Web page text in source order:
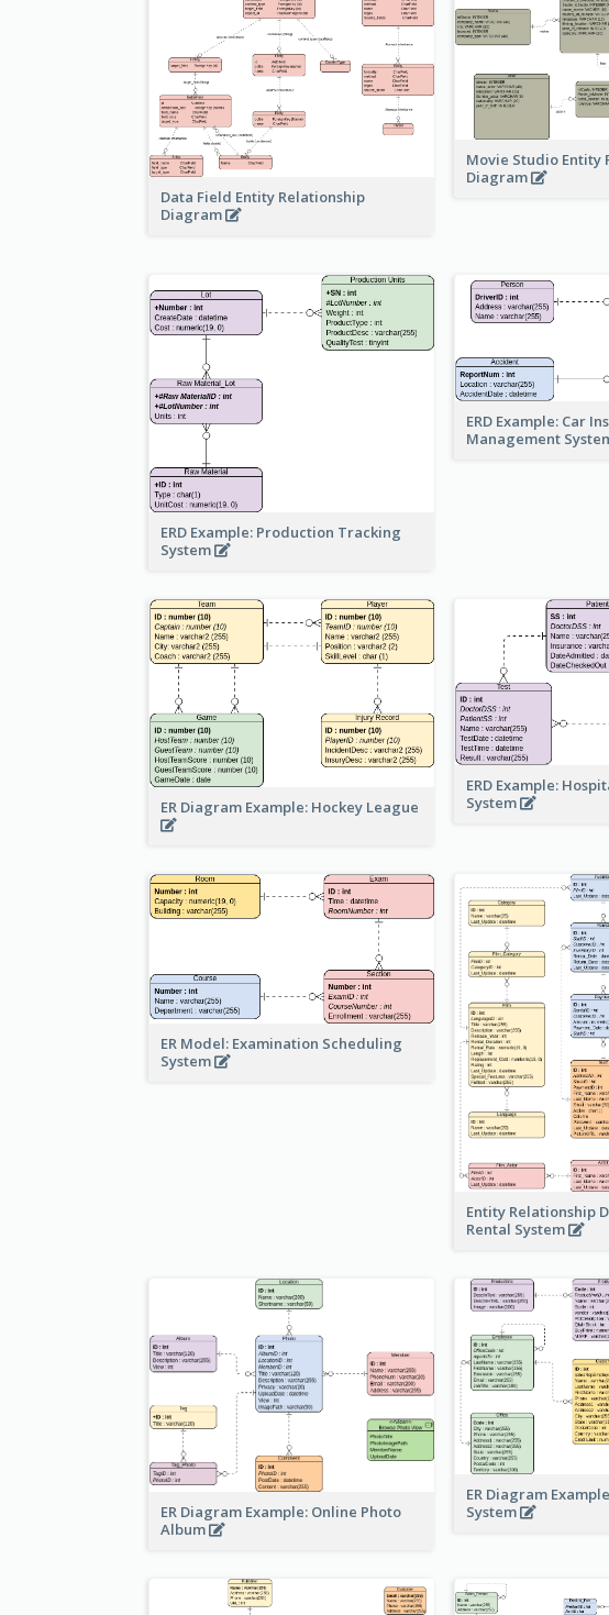
Data Field Entity Relationship
Diagram
Movie Studio Entity
Diagram
ERD Example: Production Tracking
System
ERD Example: Car
Management
ER Diagram Example: Hockey League
ERD Example:
System
ER Model: Examination Scheduling
System
Entity Relationship
Rental System
ER Diagram Example: Online Photo
Album
ER Diagram
System